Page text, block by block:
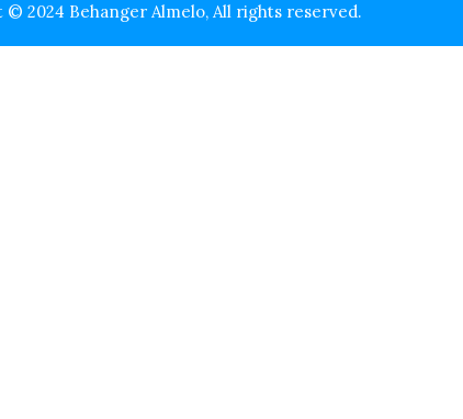
© 2024 Behanger Almelo, All rights reserved.